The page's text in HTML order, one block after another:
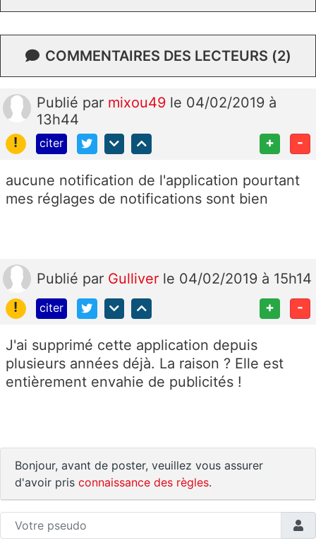
COMMENTAIRES DES LECTEURS (2)
Publié par mixou49 le 04/02/2019 à
13h44
!
citer + -
aucune notification de l'application pourtant
mes réglages de notifications sont bien
Publié par Gulliver le 04/02/2019 à 15h14
!
citer + -
J'ai supprimé cette application depuis
plusieurs années déjà. La raison ? Elle est
entièrement envahie de publicités !
Bonjour, avant de poster, veuillez vous assurer
d'avoir pris connaissance des règles.